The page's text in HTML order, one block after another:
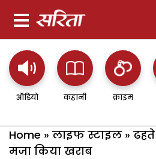
ऑडियो कहानी क्राइम
Home » लाइफ स्टाइल » ढहते
मजा किया खराब